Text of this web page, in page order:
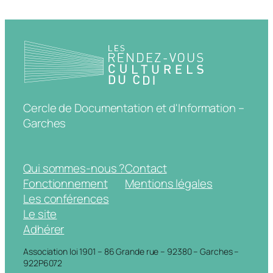
Cercle de Documentation et d'Information –
Garches
Qui sommes-nous ?
Fonctionnement
Les conférences
Le site
Adhérer
Contact
Mentions légales
Association loi 1901 – 86 Grande rue – 92380 – Garches –
922P6072